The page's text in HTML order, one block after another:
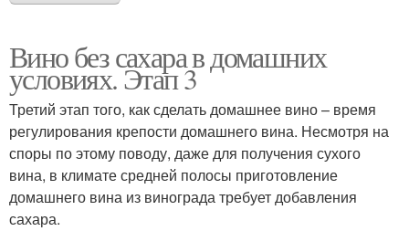
Вино без сахара в домашних
условиях. Этап 3
Третий этап того, как сделать домашнее вино – время
регулирования крепости домашнего вина. Несмотря на
споры по этому поводу, даже для получения сухого
вина, в климате средней полосы приготовление
домашнего вина из винограда требует добавления
сахара.